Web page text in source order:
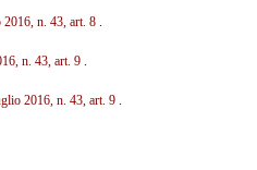
n. 43, art. 8.
n. 43, art. 9.
2016, n. 43, art. 9.